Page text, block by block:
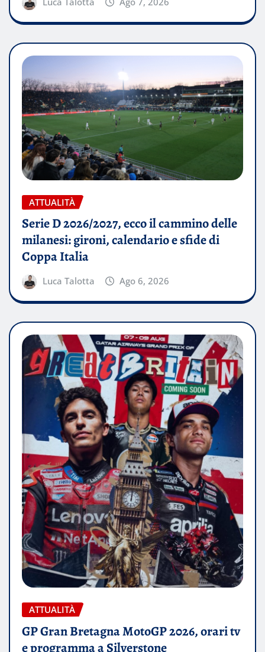
ATTUALITÀ
Serie D 2026/2027, ecco il cammino delle
milanesi: gironi, calendario e sfide di
Coppa Italia
Luca Talotta Ago 6, 2026
ATTUALITÀ
GP Gran Bretagna MotoGP 2026, orari tv
e programma a Silverstone